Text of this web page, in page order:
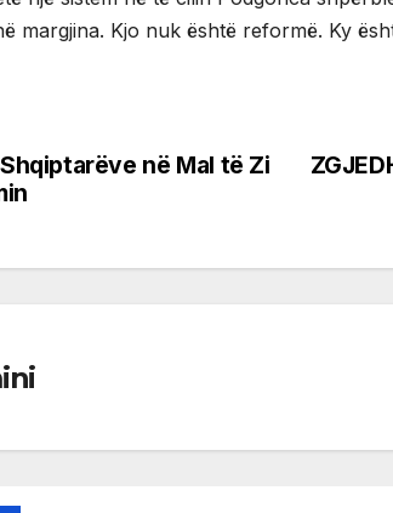
margjina. Kjo nuk është reformë. Ky
në Mal të Zi